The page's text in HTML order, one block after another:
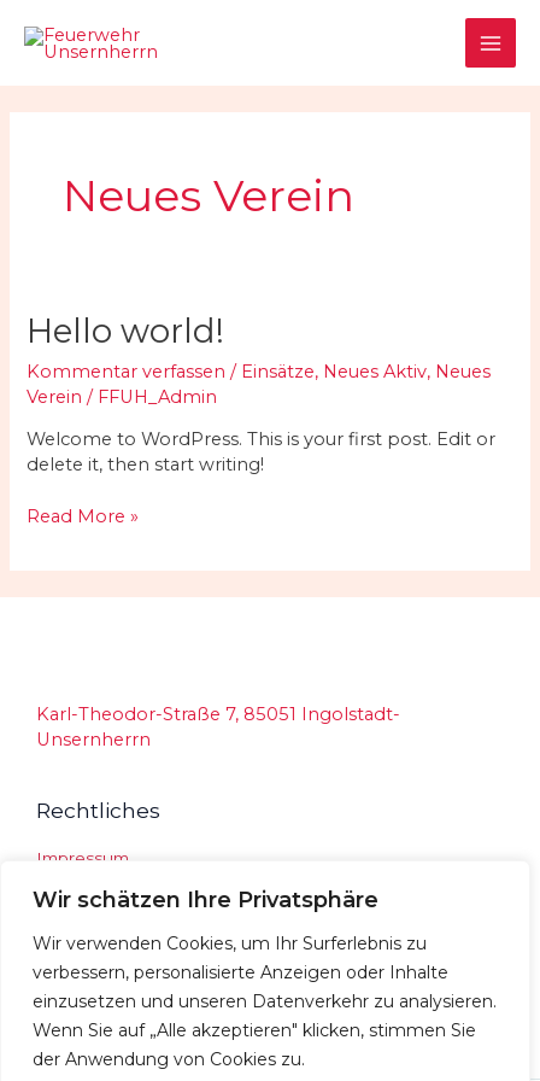
Wir schätzen Ihre Privatsphäre
Wir verwenden Cookies, um Ihr Surferlebnis zu
verbessern, personalisierte Anzeigen oder Inhalte
einzusetzen und unseren Datenverkehr zu analysieren.
Wenn Sie auf „Alle akzeptieren" klicken, stimmen Sie
der Anwendung von Cookies zu.
Inhalt
springen
Neues Verein
Hello world!
Kommentar verfassen / Einsätze, Neues Aktiv, Neues
Verein / FFUH_Admin
Welcome to WordPress. This is your first post. Edit or
delete it, then start writing!
Hello
world!
Read More »
Karl-Theodor-Straße 7, 85051 Ingolstadt-
Unsernherrn
Rechtliches
Impressum
Instagram
Facebook
Kontakt